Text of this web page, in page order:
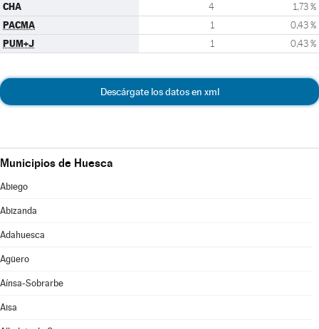
CHA 4 1,73 %
PACMA 1 0,43 %
PUM+J 1 0,43 %
Descárgate los datos en xml
Municipios de Huesca
Abiego
Abizanda
Adahuesca
Agüero
Aínsa-Sobrarbe
Aisa